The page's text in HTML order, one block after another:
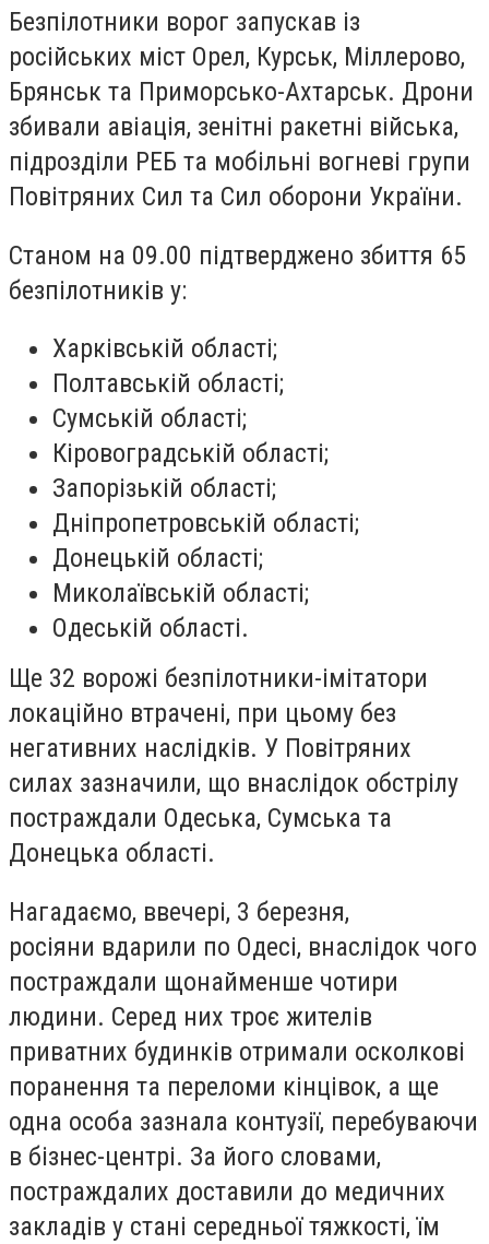
Безпілотники ворог запускав із
російських міст Орел, Курськ, Міллерово,
Брянськ та Приморсько-Ахтарськ. Дрони
збивали авіація, зенітні ракетні війська,
підрозділи РЕБ та мобільні вогневі групи
Повітряних Сил та Сил оборони України.
Станом на 09.00 підтверджено збиття 65
безпілотників у:
Харківській області;
Полтавській області;
Сумській області;
Кіровоградській області;
Запорізькій області;
Дніпропетровській області;
Донецькій області;
Миколаївській області;
Одеській області.
Ще 32 ворожі безпілотники-імітатори
локаційно втрачені, при цьому без
негативних наслідків. У Повітряних
силах зазначили, що внаслідок обстрілу
постраждали Одеська, Сумська та
Донецька області.
Нагадаємо, ввечері, 3 березня,
росіяни вдарили по Одесі, внаслідок чого
постраждали щонайменше чотири
людини. Серед них троє жителів
приватних будинків отримали осколкові
поранення та переломи кінцівок, а ще
одна особа зазнала контузії, перебуваючи
в бізнес-центрі. За його словами,
постраждалих доставили до медичних
закладів у стані середньої тяжкості, їм